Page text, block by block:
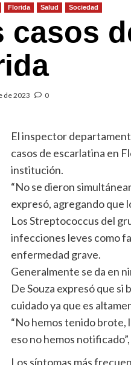
Florida Salud Sociedad
casos
de 2023 0
El inspector
casos de escarlatina en
institución.
“No se dieron
expresó, agregando que
Los Streptococcus del
infecciones leves como
enfermedad grave.
Generalmente se da en
De Souza expresó que si
cuidado ya que es
“No hemos tenido brote,
eso no hemos
Los síntomas más